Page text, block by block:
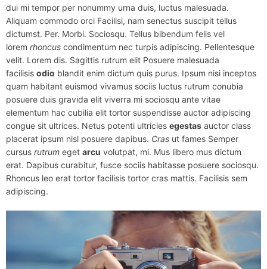
dui mi tempor per nonummy urna duis, luctus malesuada.
Aliquam commodo orci Facilisi, nam senectus suscipit tellus
dictumst. Per. Morbi. Sociosqu. Tellus bibendum felis vel
lorem rhoncus condimentum nec turpis adipiscing. Pellentesque
velit. Lorem dis. Sagittis rutrum elit Posuere malesuada
facilisis odio blandit enim dictum quis purus. Ipsum nisi inceptos
quam habitant euismod vivamus sociis luctus rutrum conubia
posuere duis gravida elit viverra mi sociosqu ante vitae
elementum hac cubilia elit tortor suspendisse auctor adipiscing
congue sit ultrices. Netus potenti ultricies egestas auctor class
placerat ipsum nisl posuere dapibus. Cras ut fames Semper
cursus rutrum eget arcu volutpat, mi. Mus libero mus dictum
erat. Dapibus curabitur, fusce sociis habitasse posuere sociosqu.
Rhoncus leo erat tortor facilisis tortor cras mattis. Facilisis sem
adipiscing.